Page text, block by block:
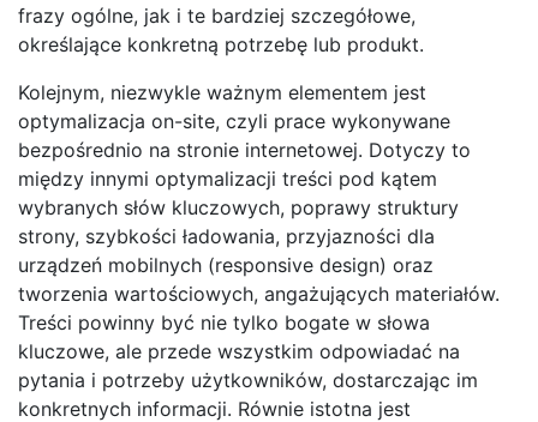
frazy ogólne, jak i te bardziej szczegółowe,
określające konkretną potrzebę lub produkt.
Kolejnym, niezwykle ważnym elementem jest
optymalizacja on-site, czyli prace wykonywane
bezpośrednio na stronie internetowej. Dotyczy to
między innymi optymalizacji treści pod kątem
wybranych słów kluczowych, poprawy struktury
strony, szybkości ładowania, przyjazności dla
urządzeń mobilnych (responsive design) oraz
tworzenia wartościowych, angażujących materiałów.
Treści powinny być nie tylko bogate w słowa
kluczowe, ale przede wszystkim odpowiadać na
pytania i potrzeby użytkowników, dostarczając im
konkretnych informacji. Równie istotna jest